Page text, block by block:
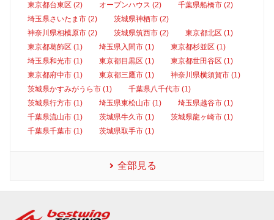
東京都台東区 (2)
オープンハウス (2)
千葉県船橋市 (2)
埼玉県さいたま市 (2)
茨城県神栖市 (2)
神奈川県相模原市 (2)
茨城県筑西市 (2)
東京都北区 (1)
東京都葛飾区 (1)
埼玉県入間市 (1)
東京都杉並区 (1)
埼玉県和光市 (1)
東京都目黒区 (1)
東京都世田谷区 (1)
東京都府中市 (1)
東京都三鷹市 (1)
神奈川県横須賀市 (1)
茨城県かすみがうら市 (1)
千葉県八千代市 (1)
茨城県行方市 (1)
埼玉県東松山市 (1)
埼玉県越谷市 (1)
千葉県流山市 (1)
茨城県牛久市 (1)
茨城県龍ヶ崎市 (1)
千葉県千葉市 (1)
茨城県取手市 (1)
全部見る